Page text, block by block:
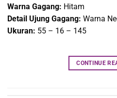
Warna Gagang: Hitam
Detail Ujung Gagang: Warna
Ukuran: 55 – 16 – 145
CONTINUE